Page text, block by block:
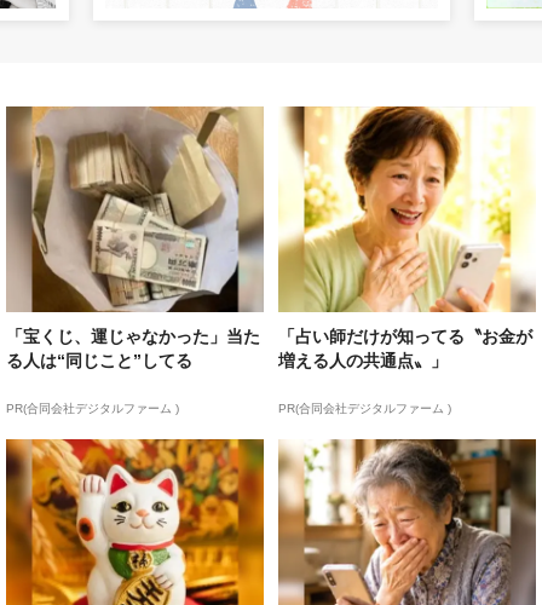
「宝くじ、運じゃなかった」当た
る人は“同じこと”してる
PR(合同会社デジタルファーム )
「占い師だけが知ってる〝お金が
増える人の共通点〟」
PR(合同会社デジタルファーム )